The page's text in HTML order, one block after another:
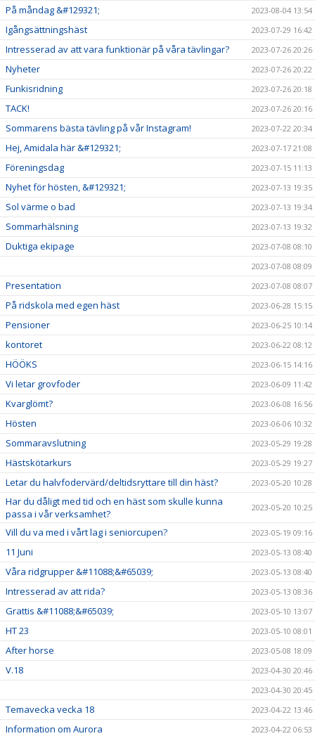
På måndag &#129321; 2023-08-04 13:54
Igångsättningshäst 2023-07-29 16:42
Intresserad av att vara funktionär på våra tävlingar? 2023-07-26 20:26
Nyheter 2023-07-26 20:22
Funkisridning 2023-07-26 20:18
TACK! 2023-07-26 20:16
Sommarens bästa tävling på vår Instagram! 2023-07-22 20:34
Hej, Amidala här &#129321; 2023-07-17 21:08
Föreningsdag 2023-07-15 11:13
Nyhet för hösten, &#129321; 2023-07-13 19:35
Sol värme o bad 2023-07-13 19:34
Sommarhälsning 2023-07-13 19:32
Duktiga ekipage
2023-07-08 08:10
2023-07-08 08:09
Presentation 2023-07-08 08:07
På ridskola med egen häst 2023-06-28 15:15
Pensioner 2023-06-25 10:14
kontoret 2023-06-22 08:12
HÖÖKS 2023-06-15 14:16
Vi letar grovfoder 2023-06-09 11:42
Kvarglömt? 2023-06-08 16:56
Hösten 2023-06-06 10:32
Sommaravslutning 2023-05-29 19:28
Hästskötarkurs 2023-05-29 19:27
Letar du halvfodervärd/deltidsryttare till din häst? 2023-05-20 10:28
Har du dåligt med tid och en häst som skulle kunna
passa i vår verksamhet?
2023-05-20 10:25
Vill du va med i vårt lag i seniorcupen? 2023-05-19 09:16
11 Juni 2023-05-13 08:40
Våra ridgrupper &#11088;&#65039; 2023-05-13 08:40
Intresserad av att rida? 2023-05-13 08:36
Grattis &#11088;&#65039; 2023-05-10 13:07
HT 23 2023-05-10 08:01
After horse 2023-05-08 18:09
V.18
2023-04-30 20:46
2023-04-30 20:45
Temavecka vecka 18 2023-04-22 13:46
Information om Aurora
2023-04-22 06:53